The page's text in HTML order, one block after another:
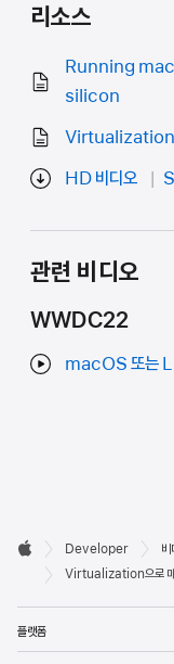
리소스
Running
silicon
Virtualization
HD 비디오
관련 비디오
WWDC22
macOS 또는
Developer
바닥글

Developer 비
Virtualization으로 매
플랫폼